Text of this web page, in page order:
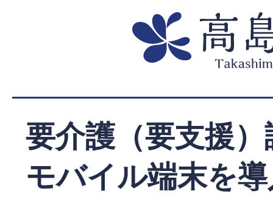
要介護（要支援
モバイル端末を